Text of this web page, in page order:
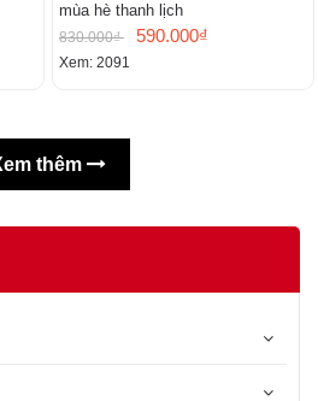
mùa hè thanh lịch
830.000₫ 590.000₫
Xem: 2091
thêm